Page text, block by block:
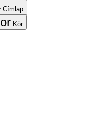
Címlap
Kör